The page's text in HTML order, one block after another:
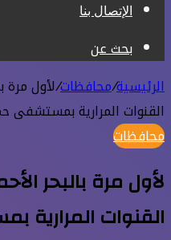
الإتصال بنا
بحث عن
الرئيسية/محافظات/لأول مرة
القنوات المرارية بمستشفى
محافظات
لأول مرة بالبحر
القنوات